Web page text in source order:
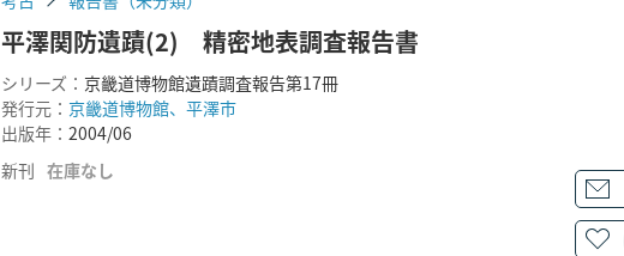
平澤関防遺蹟(2) 精密地表調査報告書
シリーズ： 京畿道博物館遺蹟調査報告第17冊
発行元： 京畿道博物館、平澤市
出版年： 2004/06
新刊 在庫なし